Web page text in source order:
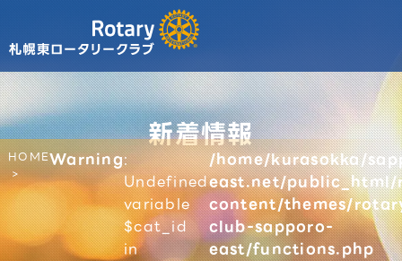
新着情報
HOMEWarning:
Undefined
variable
$cat_id
in
/home/kurasokka/
east.net/
content/themes/
club-sapporo-
east/functions.php